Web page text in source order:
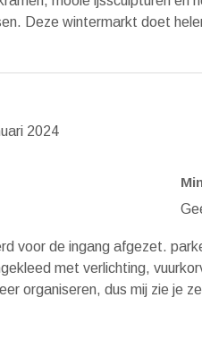
Deze wintermarkt doet
2024
voor de ingang afgezet.
met verlichting,
organiseren, dus mij zie je